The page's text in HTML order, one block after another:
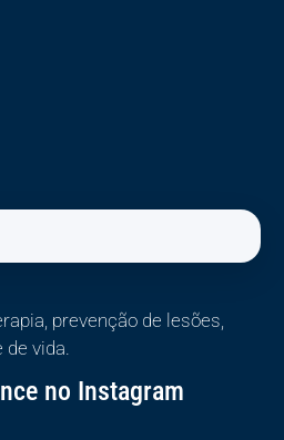
no Instagram
prevenção de lesões,
vida.